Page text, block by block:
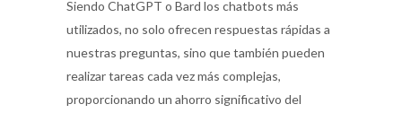
Siendo ChatGPT o Bard los chatbots más
utilizados, no solo ofrecen respuestas rápidas a
nuestras preguntas, sino que también pueden
realizar tareas cada vez más complejas,
proporcionando un ahorro significativo del